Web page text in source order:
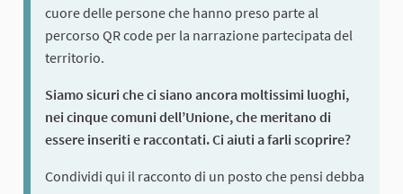
cuore delle persone che hanno preso parte al
percorso QR code per la narrazione partecipata del
territorio.
Siamo sicuri che ci siano ancora moltissimi luoghi,
nei cinque comuni dell’Unione, che meritano di
essere inseriti e raccontati. Ci aiuti a farli scoprire?
Condividi qui il racconto di un posto che pensi debba